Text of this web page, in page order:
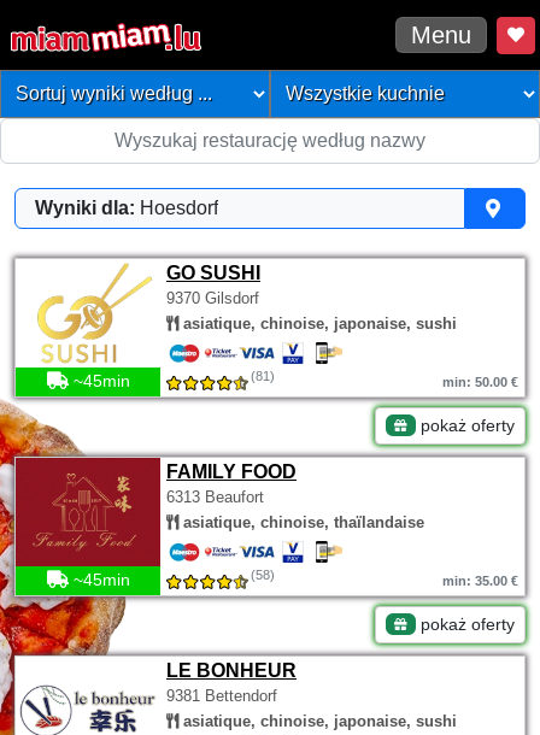
Menu
Wyniki dla: Hoesdorf
GO SUSHI
9370 Gilsdorf
asiatique, chinoise, japonaise, sushi
~45min (81) min: 50.00 €
pokaż oferty
FAMILY FOOD
6313 Beaufort
asiatique, chinoise, thaïlandaise
~45min (58) min: 35.00 €
pokaż oferty
LE BONHEUR
9381 Bettendorf
asiatique, chinoise, japonaise, sushi